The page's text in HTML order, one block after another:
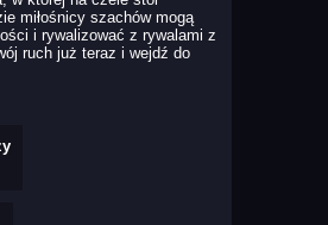
miłośnicy szachów mogą
i rywalizować z rywalami z
ruch już teraz i wejdź do